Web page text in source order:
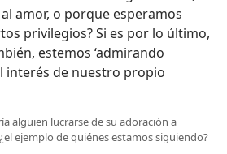
amor, o porque esperamos
privilegios? Si es por lo último,
estemos ‘admirando
interés de nuestro propio
alguien lucrarse de su adoración a
ejemplo de quiénes estamos siguiendo?